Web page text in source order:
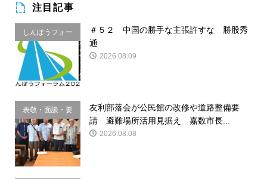
注目記事
しんぽうフォー
ラム
＃５２ 中国の勝手な主張許すな 勝股秀
通
2026.08.09
表敬・面談・要
請
友利部落会が公民館の改修や道路整備要
請 避難場所活用見据え 嘉数市長...
2026.08.08